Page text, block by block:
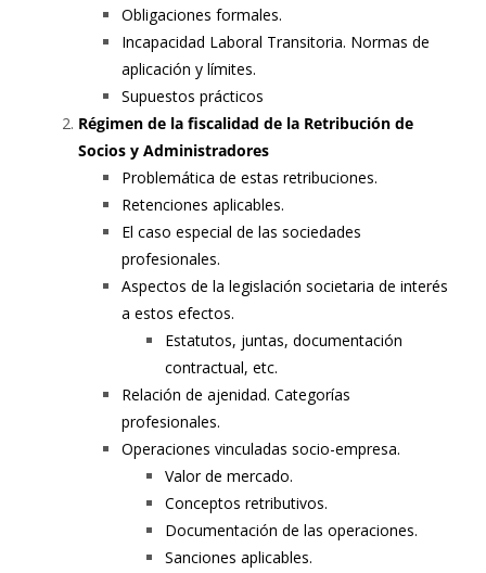
Obligaciones formales.
Incapacidad Laboral Transitoria. Normas de
aplicación y límites.
Supuestos prácticos
Régimen de la fiscalidad de la Retribución de
Socios y Administradores
Problemática de estas retribuciones.
Retenciones aplicables.
El caso especial de las sociedades
profesionales.
Aspectos de la legislación societaria de interés
a estos efectos.
Estatutos, juntas, documentación
contractual, etc.
Relación de ajenidad. Categorías
profesionales.
Operaciones vinculadas socio-empresa.
Valor de mercado.
Conceptos retributivos.
Documentación de las operaciones.
Sanciones aplicables.